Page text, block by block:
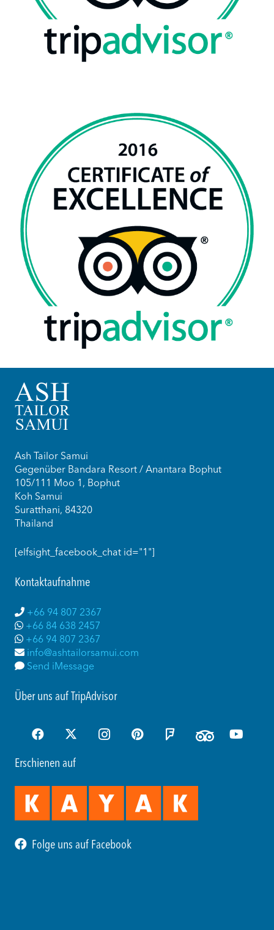
Ash Tailor Samui
Gegenüber Bandara Resort / Anantara Bophut
105/111 Moo 1, Bophut
Koh Samui
Suratthani, 84320
Thailand
[elfsight_facebook_chat id="1"]
Kontaktaufnahme
+66 94 807 2367
+66 84 638 2457
+66 94 807 2367
info@ashtailorsamui.com
Send iMessage
Über uns auf TripAdvisor
Erschienen auf
Folge uns auf Facebook